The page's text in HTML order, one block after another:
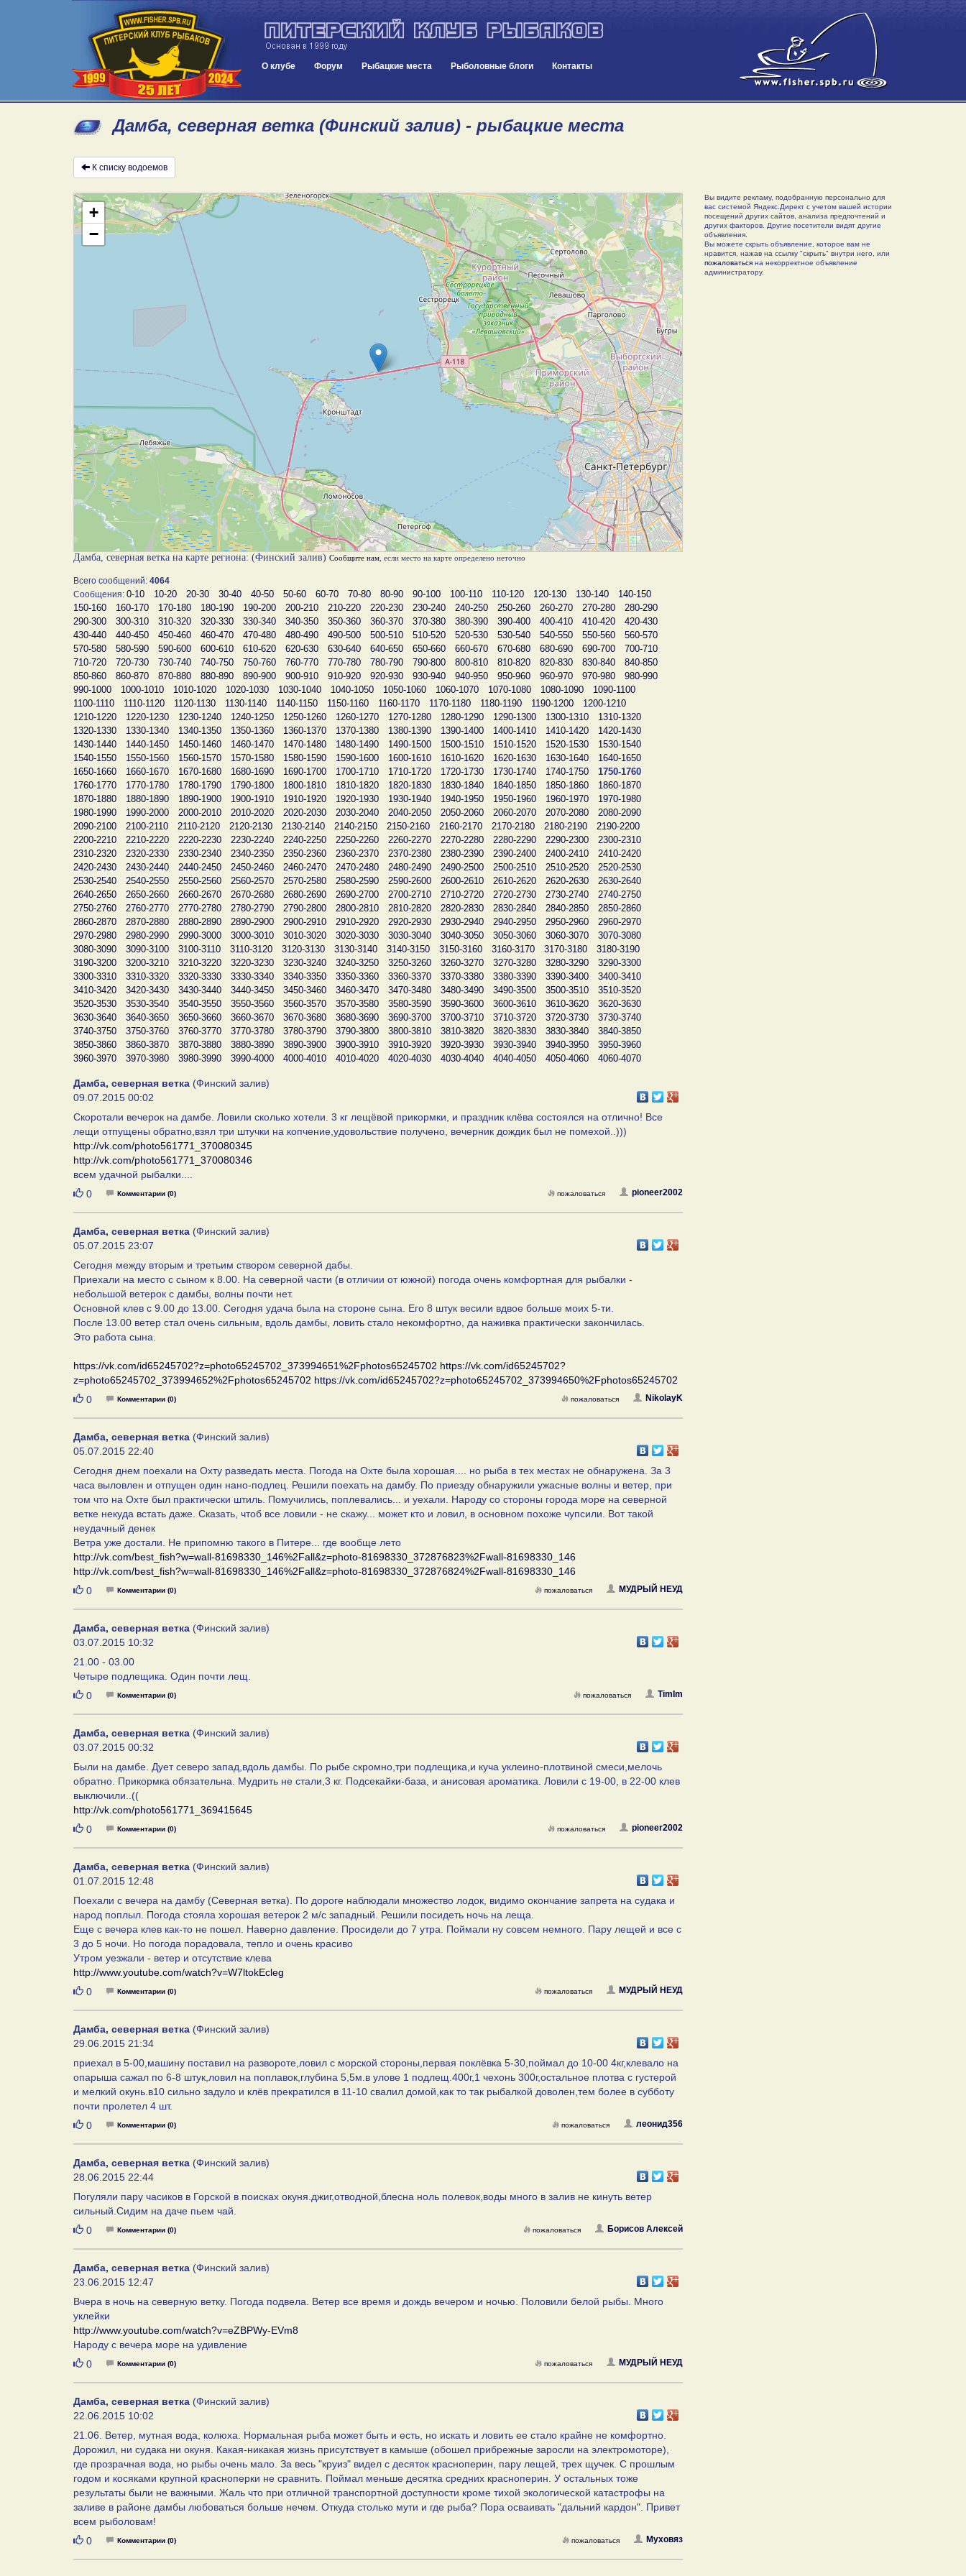
О клубе Форум Рыбацкие места Рыболовные блоги Контакты
Дамба, северная ветка (Финский залив) - рыбацкие места
К списку водоемов
+
−
Дамба, северная ветка на карте региона: (Финский залив) Сообщите нам , если место на карте определено неточно
Всего сообщений: 4064
Сообщения: 0-10 10-20 20-30 30-40 40-50 50-60 60-70 70-80 80-90 90-100 100-110 110-120 120-130 130-140
140-150
150-160
160-170 170-180 180-190 190-200 200-210 210-220 220-230 230-240 240-250 250-260 260-270 270-280
280-290
290-300
300-310 310-320 320-330 330-340 340-350 350-360 360-370 370-380 380-390 390-400 400-410 410-420
420-430
430-440
440-450 450-460 460-470 470-480 480-490 490-500 500-510 510-520 520-530 530-540 540-550 550-560
560-570
570-580
580-590 590-600 600-610 610-620 620-630 630-640 640-650 650-660 660-670 670-680 680-690 690-700
700-710
710-720
720-730 730-740 740-750 750-760 760-770 770-780 780-790 790-800 800-810 810-820 820-830 830-840
840-850
850-860
860-870 870-880 880-890 890-900 900-910 910-920 920-930 930-940 940-950 950-960 960-970 970-980
980-990
990-1000
1000-1010 1010-1020 1020-1030 1030-1040 1040-1050 1050-1060 1060-1070 1070-1080 1080-1090
1090-1100
1100-1110
1110-1120 1120-1130 1130-1140 1140-1150 1150-1160 1160-1170 1170-1180 1180-1190 1190-1200
1200-1210
1210-1220
1220-1230 1230-1240 1240-1250 1250-1260 1260-1270 1270-1280 1280-1290 1290-1300 1300-1310
1310-1320
1320-1330
1330-1340 1340-1350 1350-1360 1360-1370 1370-1380 1380-1390 1390-1400 1400-1410 1410-1420
1420-1430
1430-1440
1440-1450 1450-1460 1460-1470 1470-1480 1480-1490 1490-1500 1500-1510 1510-1520 1520-1530
1530-1540
1540-1550
1550-1560 1560-1570 1570-1580 1580-1590 1590-1600 1600-1610 1610-1620 1620-1630 1630-1640
1640-1650
1650-1660
1660-1670 1670-1680 1680-1690 1690-1700 1700-1710 1710-1720 1720-1730 1730-1740 1740-1750
1750-1760
1760-1770
1770-1780 1780-1790 1790-1800 1800-1810 1810-1820 1820-1830 1830-1840 1840-1850 1850-1860
1860-1870
1870-1880
1880-1890 1890-1900 1900-1910 1910-1920 1920-1930 1930-1940 1940-1950 1950-1960 1960-1970
1970-1980
1980-1990
1990-2000 2000-2010 2010-2020 2020-2030 2030-2040 2040-2050 2050-2060 2060-2070 2070-2080
2080-2090
2090-2100
2100-2110 2110-2120 2120-2130 2130-2140 2140-2150 2150-2160 2160-2170 2170-2180 2180-2190
2190-2200
2200-2210
2210-2220 2220-2230 2230-2240 2240-2250 2250-2260 2260-2270 2270-2280 2280-2290 2290-2300
2300-2310
2310-2320
2320-2330 2330-2340 2340-2350 2350-2360 2360-2370 2370-2380 2380-2390 2390-2400 2400-2410
2410-2420
2420-2430
2430-2440 2440-2450 2450-2460 2460-2470 2470-2480 2480-2490 2490-2500 2500-2510 2510-2520
2520-2530
2530-2540
2540-2550 2550-2560 2560-2570 2570-2580 2580-2590 2590-2600 2600-2610 2610-2620 2620-2630
2630-2640
2640-2650
2650-2660 2660-2670 2670-2680 2680-2690 2690-2700 2700-2710 2710-2720 2720-2730 2730-2740
2740-2750
2750-2760
2760-2770 2770-2780 2780-2790 2790-2800 2800-2810 2810-2820 2820-2830 2830-2840 2840-2850
2850-2860
2860-2870
2870-2880 2880-2890 2890-2900 2900-2910 2910-2920 2920-2930 2930-2940 2940-2950 2950-2960
2960-2970
2970-2980
2980-2990 2990-3000 3000-3010 3010-3020 3020-3030 3030-3040 3040-3050 3050-3060 3060-3070
3070-3080
3080-3090
3090-3100 3100-3110 3110-3120 3120-3130 3130-3140 3140-3150 3150-3160 3160-3170 3170-3180
3180-3190
3190-3200
3200-3210 3210-3220 3220-3230 3230-3240 3240-3250 3250-3260 3260-3270 3270-3280 3280-3290
3290-3300
3300-3310
3310-3320 3320-3330 3330-3340 3340-3350 3350-3360 3360-3370 3370-3380 3380-3390 3390-3400
3400-3410
3410-3420
3420-3430 3430-3440 3440-3450 3450-3460 3460-3470 3470-3480 3480-3490 3490-3500 3500-3510
3510-3520
3520-3530
3530-3540 3540-3550 3550-3560 3560-3570 3570-3580 3580-3590 3590-3600 3600-3610 3610-3620
3620-3630
3630-3640
3640-3650 3650-3660 3660-3670 3670-3680 3680-3690 3690-3700 3700-3710 3710-3720 3720-3730
3730-3740
3740-3750
3750-3760 3760-3770 3770-3780 3780-3790 3790-3800 3800-3810 3810-3820 3820-3830 3830-3840
3840-3850
3850-3860
3860-3870 3870-3880 3880-3890 3890-3900 3900-3910 3910-3920 3920-3930 3930-3940 3940-3950
3950-3960
3960-3970
3970-3980 3980-3990 3990-4000 4000-4010 4010-4020 4020-4030 4030-4040 4040-4050 4050-4060 4060-4070
Дамба, северная ветка (Финский залив)
09.07.2015 00:02
Скоротали вечерок на дамбе. Ловили сколько хотели. 3 кг лещёвой прикормки, и праздник клёва состоялся на отлично! Все
лещи отпущены обратно,взял три штучки на копчение,удовольствие получено, вечерник дождик был не помехой..)))
http://vk.com/photo561771_370080345
http://vk.com/photo561771_370080346
всем удачной рыбалки....
Нравится
0 Комментарии (0) pioneer2002
пожаловаться
Дамба, северная ветка (Финский залив)
05.07.2015 23:07
Сегодня между вторым и третьим створом северной дабы.
Приехали на место с сыном к 8.00. На северной части (в отличии от южной) погода очень комфортная для рыбалки -
небольшой ветерок с дамбы, волны почти нет.
Основной клев с 9.00 до 13.00. Сегодня удача была на стороне сына. Его 8 штук весили вдвое больше моих 5-ти.
После 13.00 ветер стал очень сильным, вдоль дамбы, ловить стало некомфортно, да наживка практически закончилась.
Это работа сына.
https://vk.com/id65245702?z=photo65245702_373994651%2Fphotos65245702 https://vk.com/id65245702?
z=photo65245702_373994652%2Fphotos65245702 https://vk.com/id65245702?z=photo65245702_373994650%2Fphotos65245702
Нравится
0 Комментарии (0) NikolayK
пожаловаться
Дамба, северная ветка (Финский залив)
05.07.2015 22:40
Сегодня днем поехали на Охту разведать места. Погода на Охте была хорошая.... но рыба в тех местах не обнаружена. За 3
часа выловлен и отпущен один нано-подлец. Решили поехать на дамбу. По приезду обнаружили ужасные волны и ветер, при
том что на Охте был практически штиль. Помучились, поплевались... и уехали. Народу со стороны города море на северной
ветке некуда встать даже. Сказать, чтоб все ловили - не скажу... может кто и ловил, в основном похоже чупсили. Вот такой
неудачный денек
Ветра уже достали. Не припомню такого в Питере... где вообще лето
http://vk.com/best_fish?w=wall-81698330_146%2Fall&z=photo-81698330_372876823%2Fwall-81698330_146
http://vk.com/best_fish?w=wall-81698330_146%2Fall&z=photo-81698330_372876824%2Fwall-81698330_146
Нравится
0 Комментарии (0) МУДРЫЙ НЕУД
пожаловаться
Дамба, северная ветка (Финский залив)
03.07.2015 10:32
21.00 - 03.00
Четыре подлещика. Один почти лещ.
Нравится
0 Комментарии (0) TimIm
пожаловаться
Дамба, северная ветка (Финский залив)
03.07.2015 00:32
Были на дамбе. Дует северо запад,вдоль дамбы. По рыбе скромно,три подлещика,и куча уклеино-плотвиной смеси,мелочь
обратно. Прикормка обязательна. Мудрить не стали,3 кг. Подсекайки-база, и анисовая ароматика. Ловили с 19-00, в 22-00 клев
выключили..((
http://vk.com/photo561771_369415645
Нравится
0 Комментарии (0) pioneer2002
пожаловаться
Дамба, северная ветка (Финский залив)
01.07.2015 12:48
Поехали с вечера на дамбу (Северная ветка). По дороге наблюдали множество лодок, видимо окончание запрета на судака и
народ поплыл. Погода стояла хорошая ветерок 2 м/c западный. Решили посидеть ночь на леща.
Еще с вечера клев как-то не пошел. Наверно давление. Просидели до 7 утра. Поймали ну совсем немного. Пару лещей и все с
3 до 5 ночи. Но погода порадовала, тепло и очень красиво
Утром уезжали - ветер и отсутствие клева
http://www.youtube.com/watch?v=W7ltokEcleg
Нравится
0 Комментарии (0) МУДРЫЙ НЕУД
пожаловаться
Дамба, северная ветка (Финский залив)
29.06.2015 21:34
приехал в 5-00,машину поставил на развороте,ловил с морской стороны,первая поклёвка 5-30,поймал до 10-00 4кг,клевало на
опарыша сажал по 6-8 штук,ловил на поплавок,глубина 5,5м.в улове 1 подлещ.400г,1 чехонь 300г,остальное плотва с густерой
и мелкий окунь.в10 сильно задуло и клёв прекратился в 11-10 свалил домой,как то так рыбалкой доволен,тем более в субботу
почти пролетел 4 шт.
Нравится
0 Комментарии (0) леонид356
пожаловаться
Дамба, северная ветка (Финский залив)
28.06.2015 22:44
Погуляли пару часиков в Горской в поисках окуня.джиг,отводной,блесна ноль полевок,воды много в залив не кинуть ветер
сильный.Сидим на даче пьем чай.
Нравится
0 Комментарии (0) Борисов Алексей
пожаловаться
Дамба, северная ветка (Финский залив)
23.06.2015 12:47
Вчера в ночь на северную ветку. Погода подвела. Ветер все время и дождь вечером и ночью. Половили белой рыбы. Много
уклейки
http://www.youtube.com/watch?v=eZBPWy-EVm8
Народу с вечера море на удивление
Нравится
0 Комментарии (0) МУДРЫЙ НЕУД
пожаловаться
Дамба, северная ветка (Финский залив)
22.06.2015 10:02
21.06. Ветер, мутная вода, колюха. Нормальная рыба может быть и есть, но искать и ловить ее стало крайне не комфортно.
Дорожил, ни судака ни окуня. Какая-никакая жизнь присутствует в камыше (обошел прибрежные заросли на электромоторе),
где прозрачная вода, но рыбы очень мало. За весь "круиз" видел с десяток красноперин, пару лещей, трех щучек. С прошлым
годом и косяками крупной красноперки не сравнить. Поймал меньше десятка средних красноперин. У остальных тоже
результаты были не важными. Жаль что при отличной транспортной доступности кроме тихой экологической катастрофы на
заливе в районе дамбы любоваться больше нечем. Откуда столько мути и где рыба? Пора осваивать "дальний кардон". Привет
всем рыболовам!
Нравится
0 Комментарии (0) Муховяз
пожаловаться
Вы видите рекламу, подобранную персонально для
вас системой Яндекс.Директ с учетом вашей истории
посещений других сайтов, анализа предпочтений и
других факторов. Другие посетители видят другие
объявления.
Вы можете скрыть объявление, которое вам не
нравится, нажав на ссылку "скрыть" внутри него, или
пожаловатьсяна некорректное объявление
администратору.